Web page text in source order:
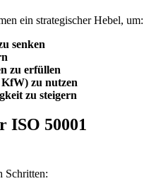
ein strategischer Hebel, um:
senken
zu erfüllen
zu nutzen
zu steigern
ISO 50001
Schritten: